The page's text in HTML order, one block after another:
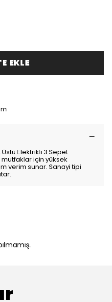
EKLE
Elektrikli 3 Sepet
için yüksek
verim sunar. Sanayi tipi